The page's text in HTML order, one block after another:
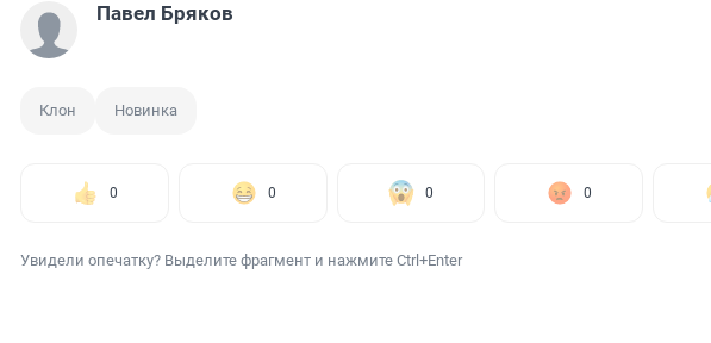
Павел Бряков
Клон Новинка
0 0 0 0
Увидели опечатку? Выделите фрагмент и нажмите Ctrl+Enter